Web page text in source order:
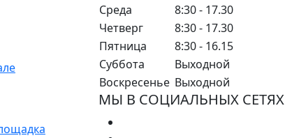
Среда
8:30 - 17.30
Четверг
8:30 - 17.30
Пятница
8:30 - 16.15
Суббота
Выходной
Воскресенье Выходной
МЫ В СОЦИАЛЬНЫХ СЕТЯХ